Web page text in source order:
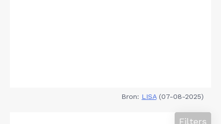
Bron: LISA(07-08-2025)
Filters